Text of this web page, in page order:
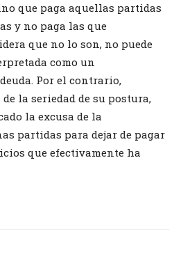
que paga aquellas partidas
y no paga las que
que no lo son, no puede
como un
Por el contrario,
la seriedad de su postura,
la excusa de la
partidas para dejar de pagar
que efectivamente ha